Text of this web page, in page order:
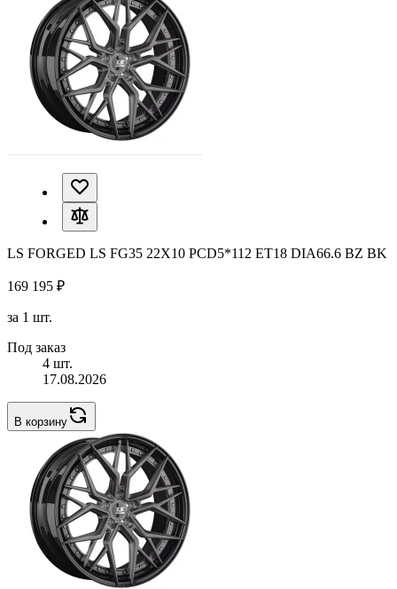
LS FORGED LS FG35 22X10 PCD5*112 ET18 DIA66.6 BZ BK
169 195 ₽
за 1 шт.
Под заказ
4 шт.
17.08.2026
В корзину